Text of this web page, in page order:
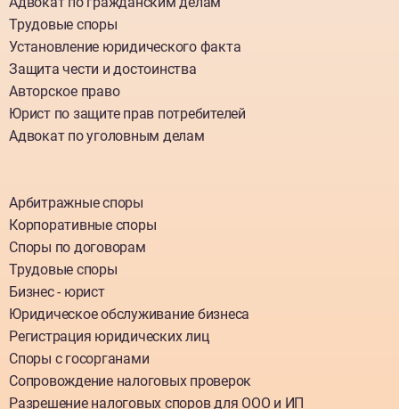
Трудовые споры
Установление юридического факта
Защита чести и достоинства
Авторское право
Юрист по защите прав потребителей
Адвокат по уголовным делам
Арбитражные споры
Корпоративные споры
Споры по договорам
Трудовые споры
Бизнес - юрист
Юридическое обслуживание бизнеса
Регистрация юридических лиц
Споры с госорганами
Сопровождение налоговых проверок
Разрешение налоговых споров для ООО и ИП